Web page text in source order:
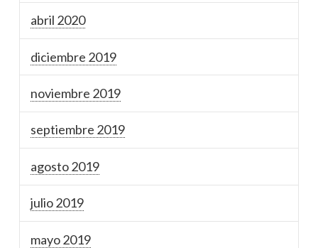
abril 2020
diciembre 2019
noviembre 2019
septiembre 2019
agosto 2019
julio 2019
mayo 2019